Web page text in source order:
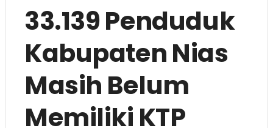
33.139 Penduduk
Kabupaten Nias
Masih Belum
Memiliki KTP